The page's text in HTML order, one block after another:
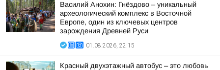
Василий Анохин: Гнёздово – уникальный
археологический комплекс в Восточной
Европе, один из ключевых центров
зарождения Древней Руси
01.08.2026, 22:15
Красный двухэтажный автобус – это любовь